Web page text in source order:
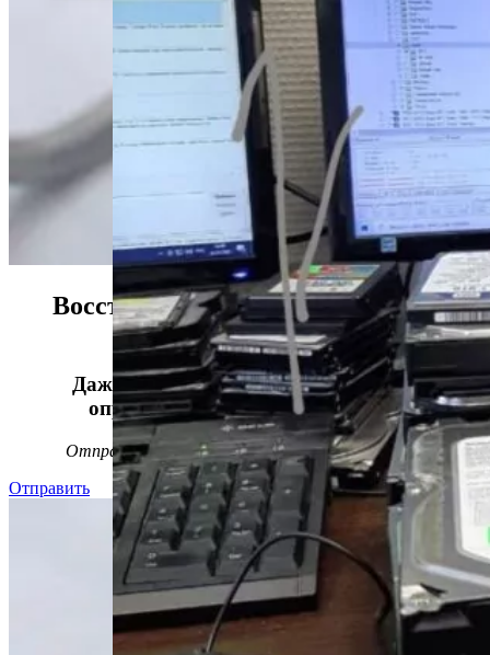
Восстанавливаем данные в 98%
случаев!
Даже, если носитель информации не
определяется, стучит или пищит.
Отправьте заявку набесплатнуюдиагностику
Отправить